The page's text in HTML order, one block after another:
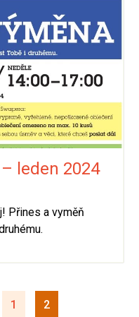
leden 2024
Přines a vyměň
1 2